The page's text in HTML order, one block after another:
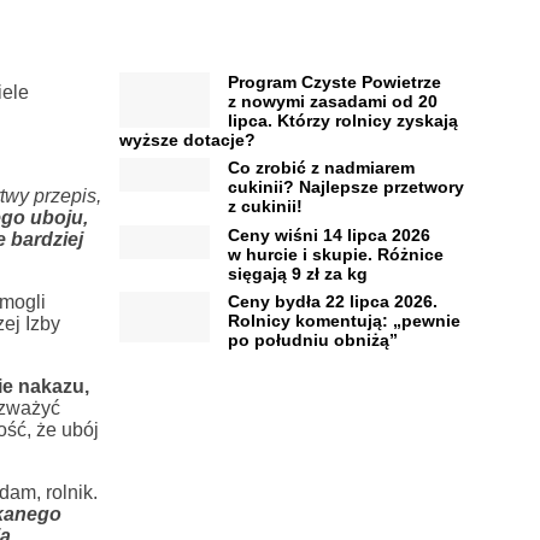
przepis,
uboju,
bardziej
Izby
nakazu,
że ubój
rolnik.
Program Czyste Powietrze
z nowymi zasadami od 20
lipca. Którzy rolnicy zyskają
wyższe dotacje?
Co zrobić z nadmiarem
cukinii? Najlepsze przetwory
z cukinii!
Ceny wiśni 14 lipca 2026
w hurcie i skupie. Różnice
sięgają 9 zł za kg
Ceny bydła 22 lipca 2026.
Rolnicy komentują: „pewnie
po południu obniżą”